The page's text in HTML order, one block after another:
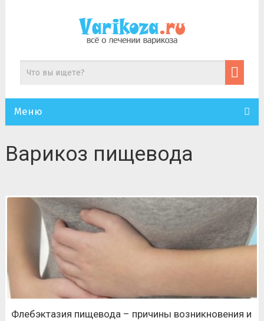
Меню
Варикоз пищевода
Флебэктазия пищевода – причины возникновения и